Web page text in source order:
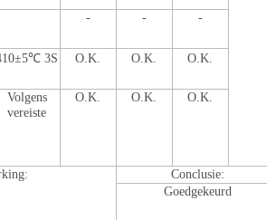
- - -
3S O.K. O.K. O.K.
Volgens
vereiste
O.K. O.K. O.K.
Conclusie:
Goedgekeurd